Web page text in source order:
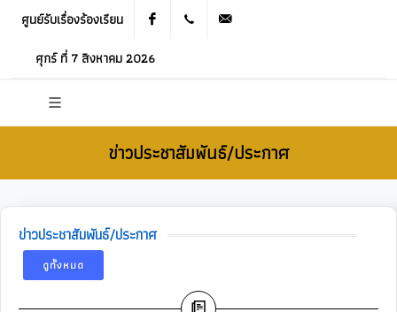
ศูนย์รับเรื่องร้องเรียน Facebook 021905536
ศุกร์ ที่ 7 สิงหาคม 2026
ข่าวประชาสัมพันธ์/ประกาศ
ข่าวประชาสัมพันธ์/ประกาศ
ดูทั้งหมด